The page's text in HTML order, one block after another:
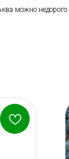
можно